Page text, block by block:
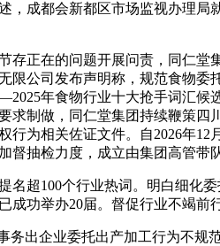
都会新都区市场监视办理局
正在的问题开展问责，同仁堂
限公司发布声明称，规范食物
年食物行业十大抢手词汇
制做，同仁堂集团持续鞭策
为相关佐证文件。自2026年
抽检力度，成立由集团高管带
100个行业热词。明白细化
功举办20届。督促行业不竭
企业委托出产加工行为不规